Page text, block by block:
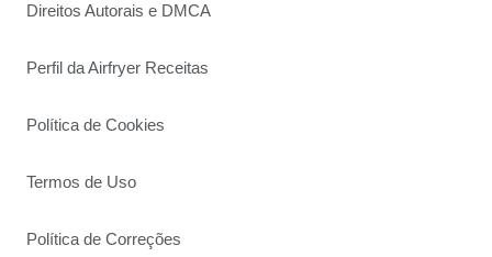
Direitos Autorais e DMCA
Perfil da Airfryer Receitas
Política de Cookies
Termos de Uso
Política de Correções